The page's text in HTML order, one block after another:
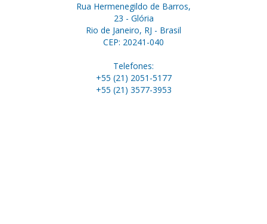
Rua Hermenegildo de Barros,
23 - Glória
Rio de Janeiro, RJ - Brasil
CEP: 20241-040
Telefones:
+55 (21) 2051-5177
+55 (21) 3577-3953